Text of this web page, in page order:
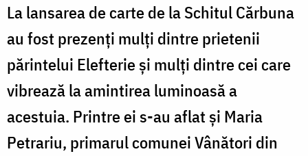
La lansarea de carte de la Schitul Cărbuna
au fost prezenți mulți dintre prietenii
părintelui Elefterie și mulți dintre cei care
vibrează la amintirea luminoasă a
acestuia. Printre ei s-au aflat și Maria
Petrariu, primarul comunei Vânători din